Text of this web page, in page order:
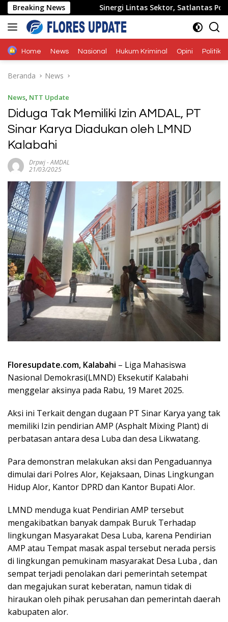
Langsung
ke
konten
Breaking NewsSinergi Lintas Sektor, Satlantas Polres Ende Polda
Home News Nasional Hukum Kriminal Opini Politik
Beranda News
News, NTT Update
Diduga Tak Memiliki Izin AMDAL, PT
Sinar Karya Diadukan oleh LMND
Kalabahi
Drpwj-AMDAL
21/03/2025
Floresupdate.com, Kalabahi – Liga Mahasiswa
Nasional Demokrasi(LMND) Eksekutif Kalabahi
menggelar aksinya pada Rabu, 19 Maret 2025.
Aksi ini Terkait dengan dugaan PT Sinar Karya yang tak
memiliki Izin pendirian AMP (Asphalt Mixing Plant) di
perbatasan antara desa Luba dan desa Likwatang.
Para demonstran melakukan aksi dan Pengaduannya
dimulai dari Polres Alor, Kejaksaan, Dinas Lingkungan
Hidup Alor, Kantor DPRD dan Kantor Bupati Alor.
LMND menduga kuat Pendirian AMP tersebut
mengakibatkan banyak dampak Buruk Terhadap
lingkungan Masyarakat Desa Luba, karena Pendirian
AMP atau Tempat masak aspal tersebut nerada persis
di lingkungan pemukinam masyarakat Desa Luba , dan
sempat terjadi penolakan dari pemerintah setempat
dan megajukan surat keberatan, namun tidak di
hiraukan oleh pihak perusahan dan pemerintah daerah
kabupaten alor.